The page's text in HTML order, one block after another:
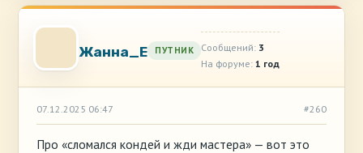
Жанна_Е ПУТНИК Сообщений: 3
На форуме: 1 год
07.12.2025 06:47 #260
Про «сломался кондей и жди мастера» — вот это